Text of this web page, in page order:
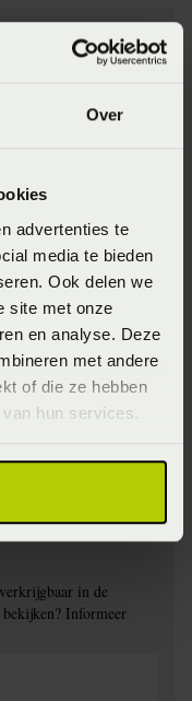
Over
advertenties te
media te bieden
Ook delen we
site met onze
en analyse. Deze
met andere
of die ze hebben
hun services.
polyester en
en elastaan met aan
op 40
in de
Informeer